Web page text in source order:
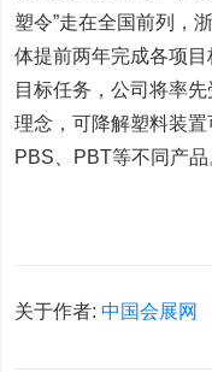
塑令”走在全国前列，
体提前两年完成各项
目标任务，公司将率
理念，可降解塑料装置
PBS、PBT等不同产品
关于作者:中国会展网